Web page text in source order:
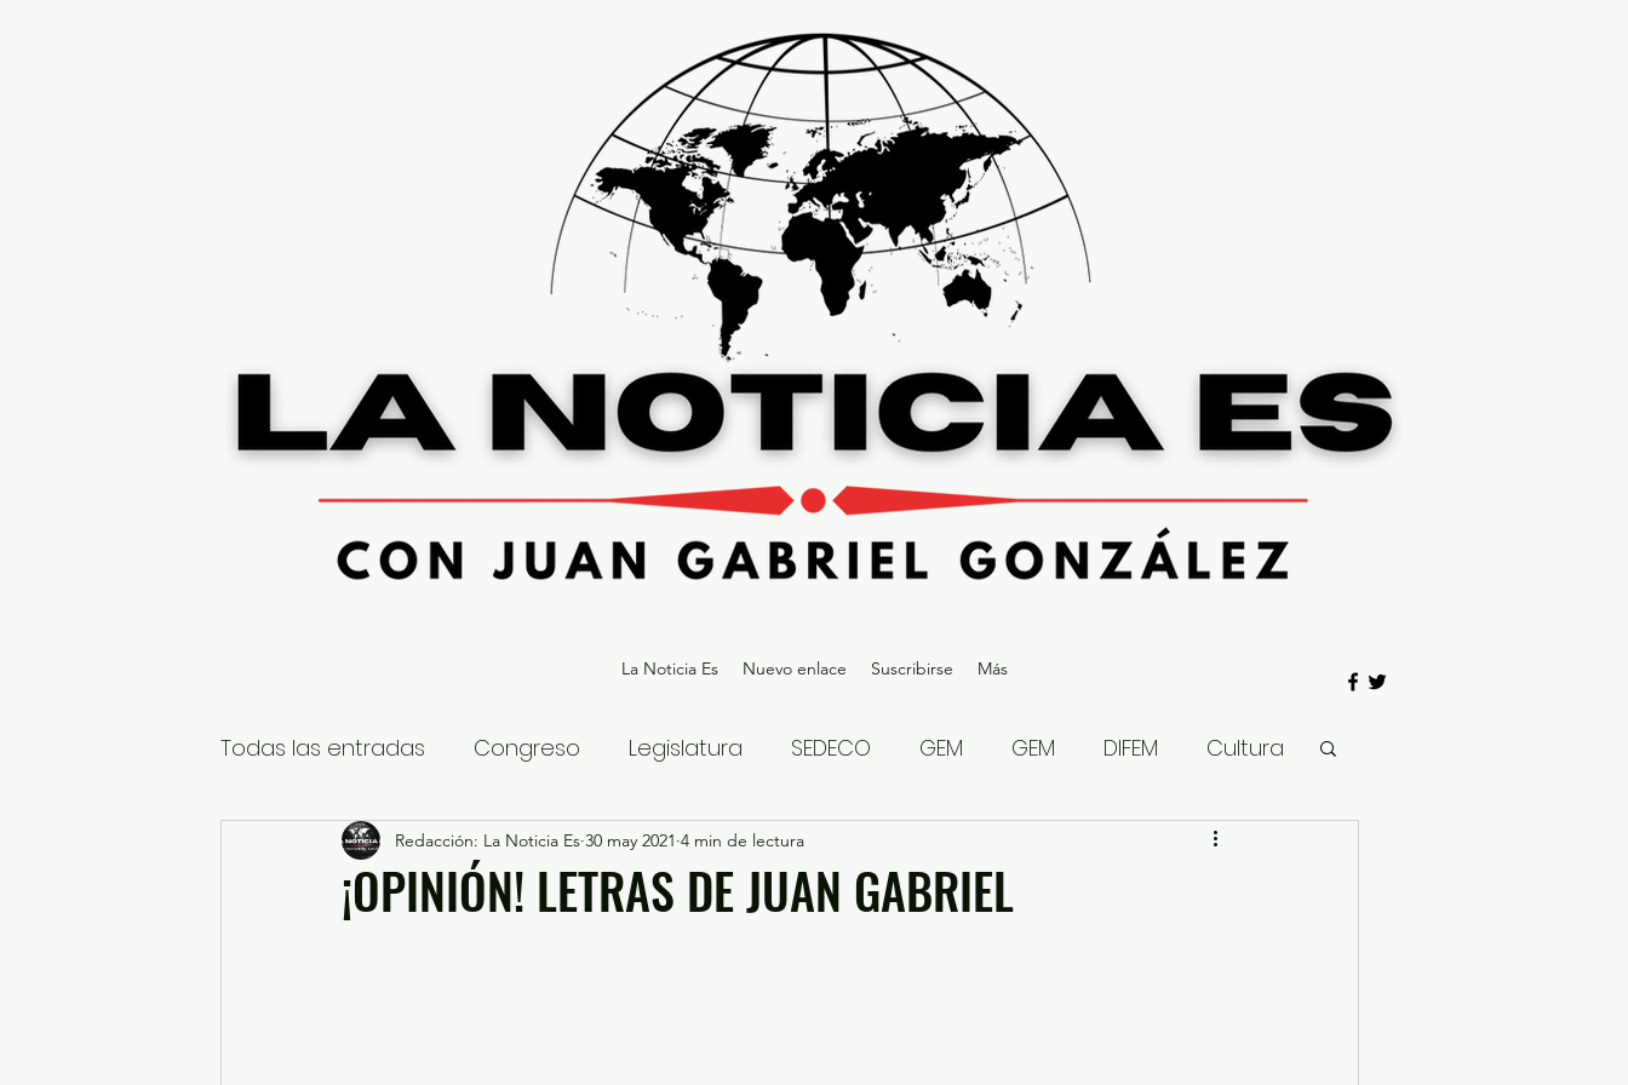
La Noticia Es Nuevo enlace Suscribirse Más
Todas las entradas Congreso Legislatura SEDECO GEM GEM DIFEM Cultura
Nacional Estatal Gubernatura Edoméx 2023
¡OPINIÓN! LETRAS DE JUAN GABRIEL
Redacción: La Noticia Es 30 may 2021 4 min de lectura